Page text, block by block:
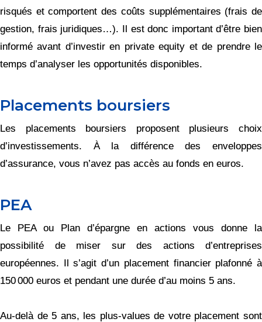
risqués et comportent des coûts supplémentaires (frais de
gestion, frais juridiques…). Il est donc important d’être bien
informé avant d’investir en private equity et de prendre le
temps d’analyser les opportunités disponibles.
Placements boursiers
Les placements boursiers proposent plusieurs choix
d’investissements. À la différence des enveloppes
d’assurance, vous n’avez pas accès au fonds en euros.
PEA
Le PEA ou Plan d’épargne en actions vous donne la
possibilité de miser sur des actions d’entreprises
européennes. Il s’agit d’un placement financier plafonné à
150 000 euros et pendant une durée d’au moins 5 ans.
Au-delà de 5 ans, les plus-values de votre placement sont